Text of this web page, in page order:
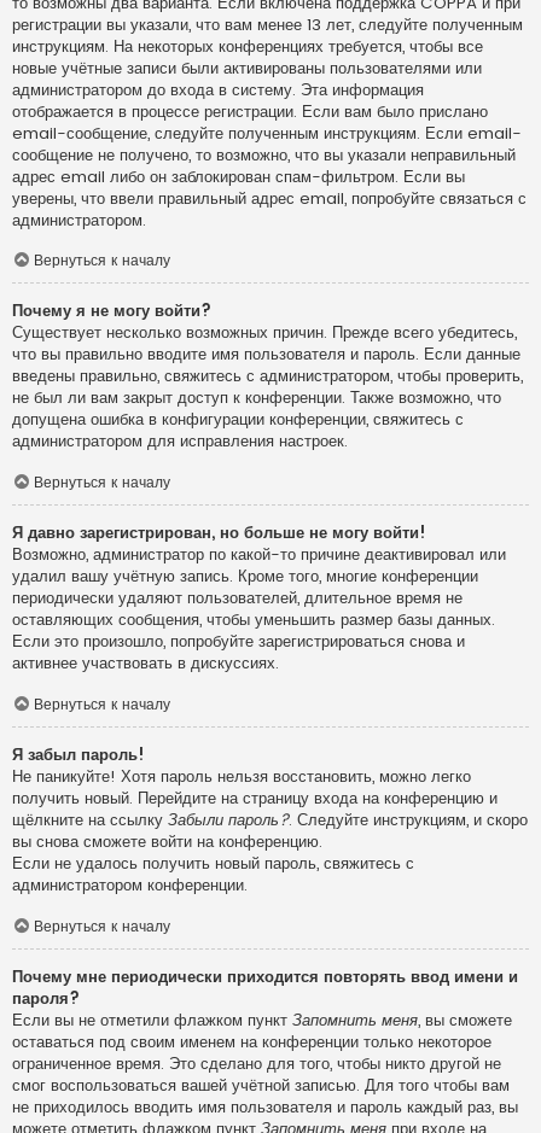
регистрации вы указали, что вам менее 13 лет, следуйте полученным
инструкциям. На некоторых конференциях требуется, чтобы все
новые учётные записи были активированы пользователями или
администратором до входа в систему. Эта информация
отображается в процессе регистрации. Если вам было прислано
email-сообщение, следуйте полученным инструкциям. Если email-
сообщение не получено, то возможно, что вы указали неправильный
адрес email либо он заблокирован спам-фильтром. Если вы
уверены, что ввели правильный адрес email, попробуйте связаться с
администратором.
Вернуться к началу
Почему я не могу войти?
Существует несколько возможных причин. Прежде всего убедитесь,
что вы правильно вводите имя пользователя и пароль. Если данные
введены правильно, свяжитесь с администратором, чтобы проверить,
не был ли вам закрыт доступ к конференции. Также возможно, что
допущена ошибка в конфигурации конференции, свяжитесь с
администратором для исправления настроек.
Вернуться к началу
Я давно зарегистрирован, но больше не могу войти!
Возможно, администратор по какой-то причине деактивировал или
удалил вашу учётную запись. Кроме того, многие конференции
периодически удаляют пользователей, длительное время не
оставляющих сообщения, чтобы уменьшить размер базы данных.
Если это произошло, попробуйте зарегистрироваться снова и
активнее участвовать в дискуссиях.
Вернуться к началу
Я забыл пароль!
Не паникуйте! Хотя пароль нельзя восстановить, можно легко
получить новый. Перейдите на страницу входа на конференцию и
щёлкните на ссылку Забыли пароль?. Следуйте инструкциям, и скоро
вы снова сможете войти на конференцию.
Если не удалось получить новый пароль, свяжитесь с
администратором конференции.
Вернуться к началу
Почему мне периодически приходится повторять ввод имени и
пароля?
Если вы не отметили флажком пункт Запомнить меня, вы сможете
оставаться под своим именем на конференции только некоторое
ограниченное время. Это сделано для того, чтобы никто другой не
смог воспользоваться вашей учётной записью. Для того чтобы вам
не приходилось вводить имя пользователя и пароль каждый раз, вы